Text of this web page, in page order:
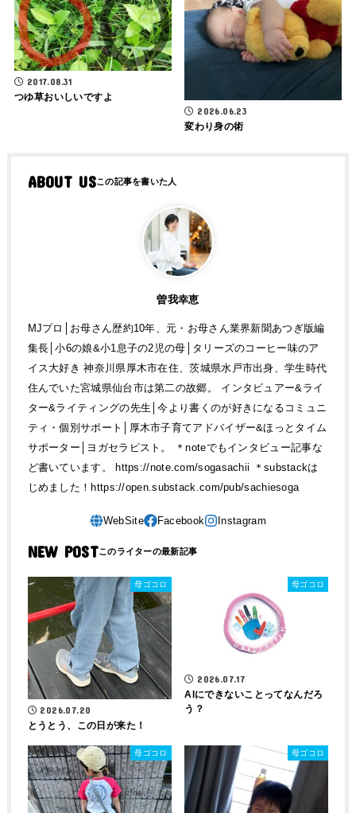
2017.08.31
つゆ草おいしいですよ
2026.06.23
変わり身の術
ABOUT US
曽我幸恵
MJプロ│お母さん歴約10年、元・お母さん業界新聞あつぎ版編
集長│小6の娘&小1息子の2児の母│タリーズのコーヒー味のア
イス大好き 神奈川県厚木市在住、茨城県水戸市出身、学生時代
住んでいた宮城県仙台市は第二の故郷。 インタビュアー&ライ
ター&ライティングの先生│今より書くのが好きになるコミュニ
ティ・個別サポート│厚木市子育てアドバイザー&ほっとタイム
サポーター│ヨガセラピスト。 ＊noteでもインタビュー記事な
ど書いています。 https://note.com/sogasachii ＊substackは
じめました！https://open.substack.com/pub/sachiesoga
NEW POST
母ゴコロ
2026.07.20
とうとう、この日が来た！
母ゴコロ
2026.07.17
AIにできないことってなんだろ
う？
母ゴコロ 母ゴコロ